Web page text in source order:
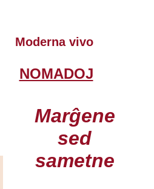
Moderna vivo
NOMADOJ
Marĝene
sed
sametne